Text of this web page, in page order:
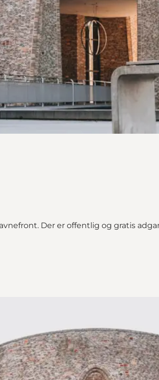
Der er offentlig og gratis